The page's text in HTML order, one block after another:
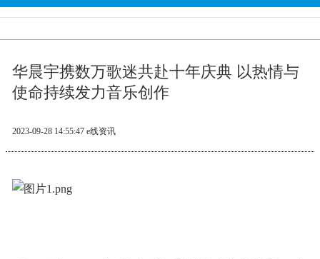
华晨宇携数万歌迷共赴十年庆典 以热情与
使命持续发力音乐创作
2023-09-28 14:55:47 e线资讯